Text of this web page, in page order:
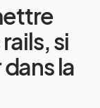
si
la